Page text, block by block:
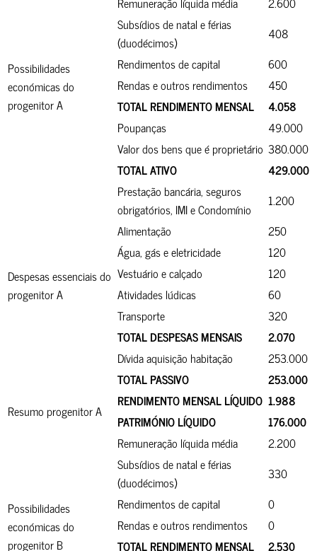
Possibilidades
económicas do
progenitor A
Subsídios de natal e férias
(duodécimos)
408
Rendimentos de capital
600
Rendas e outros rendimentos
450
TOTAL RENDIMENTO MENSAL
4.058
Poupanças
49.000
Valor dos bens que é proprietário 380.000
TOTAL ATIVO
429.000
Despesas essenciais do
progenitor A
Prestação bancária, seguros
obrigatórios, IMI e Condomínio
1.200
Alimentação
250
Água, gás e eletricidade
120
Vestuário e calçado
120
Atividades lúdicas
60
Transporte
320
TOTAL DESPESAS MENSAIS
2.070
Dívida aquisição habitação
253.000
TOTAL PASSIVO
253.000
Resumo progenitor A
RENDIMENTO MENSAL LÍQUIDO 1.988
PATRIMÓNIO LÍQUIDO
176.000
Possibilidades
económicas do
progenitor B
Remuneração líquida média
2.200
Subsídios de natal e férias
(duodécimos)
330
Rendimentos de capital
0
Rendas e outros rendimentos
0
TOTAL RENDIMENTO MENSAL
2.530